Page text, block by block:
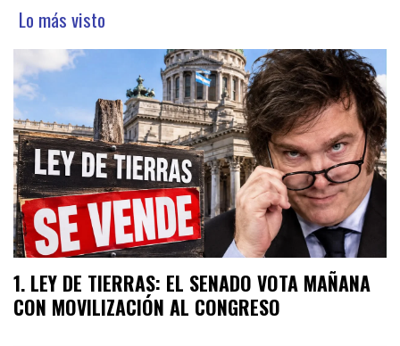
Lo más visto
LEY DE TIERRAS: EL SENADO VOTA MAÑANA
CON MOVILIZACIÓN AL CONGRESO